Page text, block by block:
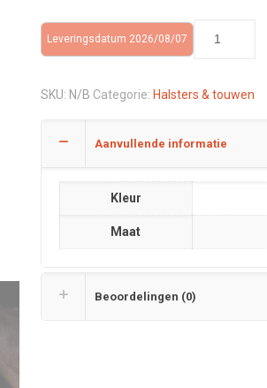
Leveringsdatum 2026/08/07
SKU: N/B Categorie: Halsters & touwen
Aanvullende informatie
Kleur
Maat
Beoordelingen (0)